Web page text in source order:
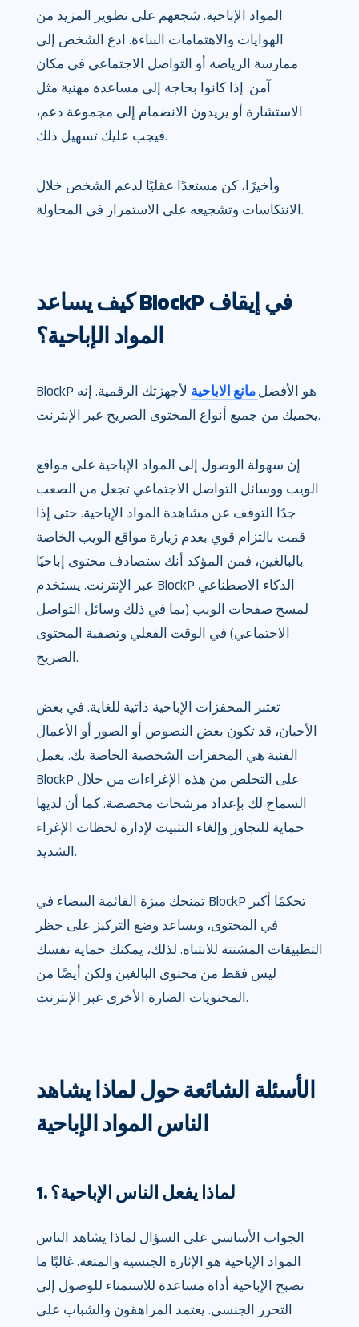
المواد الإباحية. شجعهم على تطوير المزيد من
الهوايات والاهتمامات البناءة. ادع الشخص إلى
ممارسة الرياضة أو التواصل الاجتماعي في مكان
آمن. إذا كانوا بحاجة إلى مساعدة مهنية مثل
الاستشارة أو يريدون الانضمام إلى مجموعة دعم،
فيجب عليك تسهيل ذلك.
وأخيرًا، كن مستعدًا عقليًا لدعم الشخص خلال
الانتكاسات وتشجيعه على الاستمرار في المحاولة.
كيف يساعد BlockP في إيقاف
المواد الإباحية؟
BlockP هو الأفضل مانع الاباحية لأجهزتك الرقمية. إنه
يحميك من جميع أنواع المحتوى الصريح عبر الإنترنت.
إن سهولة الوصول إلى المواد الإباحية على مواقع
الويب ووسائل التواصل الاجتماعي تجعل من الصعب
جدًا التوقف عن مشاهدة المواد الإباحية. حتى إذا
قمت بالتزام قوي بعدم زيارة مواقع الويب الخاصة
بالبالغين، فمن المؤكد أنك ستصادف محتوى إباحيًا
عبر الإنترنت. يستخدم BlockP الذكاء الاصطناعي
لمسح صفحات الويب (بما في ذلك وسائل التواصل
الاجتماعي) في الوقت الفعلي وتصفية المحتوى
الصريح.
تعتبر المحفزات الإباحية ذاتية للغاية. في بعض
الأحيان، قد تكون بعض النصوص أو الصور أو الأعمال
الفنية هي المحفزات الشخصية الخاصة بك. يعمل
BlockP على التخلص من هذه الإغراءات من خلال
السماح لك بإعداد مرشحات مخصصة. كما أن لديها
حماية للتجاوز وإلغاء التثبيت لإدارة لحظات الإغراء
الشديد.
تمنحك ميزة القائمة البيضاء في BlockP تحكمًا أكبر
في المحتوى، ويساعد وضع التركيز على حظر
التطبيقات المشتتة للانتباه. لذلك، يمكنك حماية نفسك
ليس فقط من محتوى البالغين ولكن أيضًا من
المحتويات الضارة الأخرى عبر الإنترنت.
الأسئلة الشائعة حول لماذا يشاهد
الناس المواد الإباحية
1. لماذا يفعل الناس الإباحية؟
الجواب الأساسي على السؤال لماذا يشاهد الناس
المواد الإباحية هو الإثارة الجنسية والمتعة. غالبًا ما
تصبح الإباحية أداة مساعدة للاستمناء للوصول إلى
التحرر الجنسي. يعتمد المراهقون والشباب على